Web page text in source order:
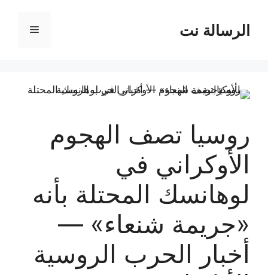
المحتوىالرسالة نت القائمة
روسيا تصف الهجوم
الأوكراني في
لوهانسك المحتلة بأنه
«جريمة شنعاء» —
أخبار الحرب الروسية